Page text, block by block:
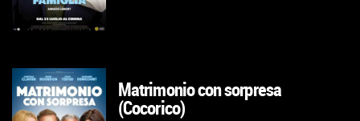
TROVA IL CINEMA
Matrimonio con sorpresa
(Cocorico)